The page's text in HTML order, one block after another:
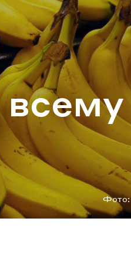
Фото:
пароль?